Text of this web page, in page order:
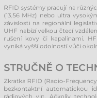
RFID systémy pracují na
(13,56 MHz) nebo ultra
závislosti na regionální
UHF nabízí velkou čtecí
rušení kovy či kapalinami.
vyniká vyšší odolností vůči
STRUČNĚ O
Zkratka RFID (Radio-
bezkontaktní automatickou
rádiových vln. Ačkoliv